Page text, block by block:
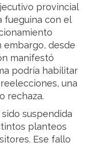
provincial
fueguina con el
embargo, desde
manifestó
podría habilitar
una
rechaza.
suspendida
planteos
Ese fallo